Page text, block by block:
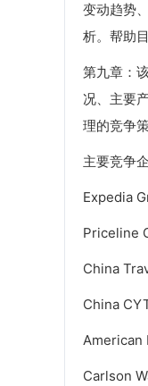
变动趋势
析。帮助
第九章：
况、主要
理的竞争
主要竞争
Expedia
Priceline
China
China
American
Carlson